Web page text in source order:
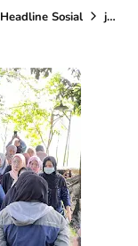
Headline Sosial jawa barat